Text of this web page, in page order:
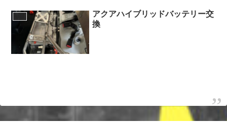
アクアハイブリッドバッテリー交
換